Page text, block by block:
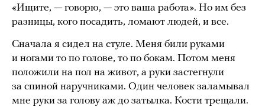
«Ищите, — говорю, — это ваша работа». Но им без
разницы, кого посадить, ломают людей, и все.
Сначала я сидел на стуле. Меня били руками
и ногами то по голове, то по бокам. Потом меня
положили на пол на живот, а руки застегнули
за спиной наручниками. Один человек заламывал
мне руки за голову аж до затылка. Кости трещали.